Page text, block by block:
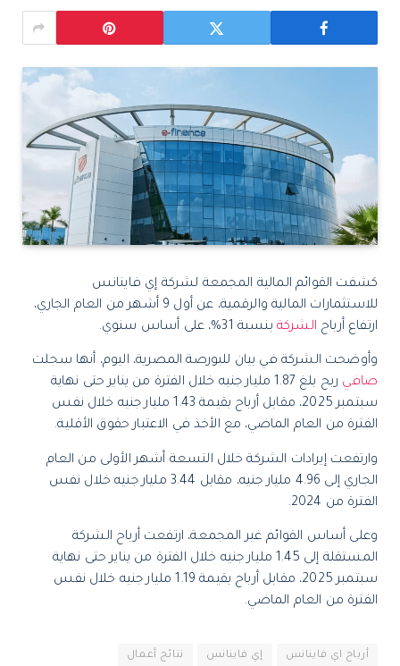
كشفت القوائم المالية المجمعة لشركة إي فاينانس
للاستثمارات المالية والرقمية، عن أول 9 أشهر من العام الجاري،
ارتفاع أرباح الشركة بنسبة 31%، على أساس سنوي.
وأوضحت الشركة في بيان للبورصة المصرية، اليوم، أنها سجلت
صافي
ربح بلغ 1.87 مليار جنيه خلال الفترة من يناير حتى نهاية
سبتمبر 2025، مقابل أرباح بقيمة 1.43 مليار جنيه خلال نفس
الفترة من العام الماضي، مع الأخذ في الاعتبار حقوق الأقلية.
وارتفعت إيرادات الشركة خلال التسعة أشهر الأولى من العام
الجاري إلى 4.96 مليار جنيه، مقابل 3.44 مليار جنيه خلال نفس
الفترة من 2024.
وعلى أساس القوائم غير المجمعة، ارتفعت أرباح الشركة
المستقلة إلى 1.45 مليار جنيه خلال الفترة من يناير حتى نهاية
سبتمبر 2025، مقابل أرباح بقيمة 1.19 مليار جنيه خلال نفس
الفترة من العام الماضي.
أرباح اي فاينانس إي فاينانس نتائج أعمال